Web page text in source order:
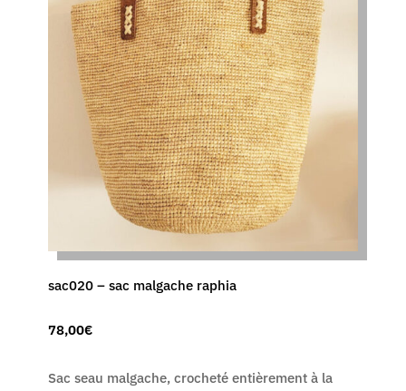
sac020 – sac malgache raphia
78,00€
Sac seau malgache, crocheté entièrement à la